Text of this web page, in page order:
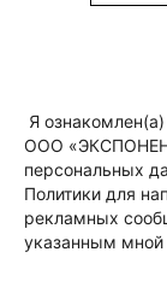
Я ознакомлен(а)
ООО
персональных
Политики для
рекламных
указанным